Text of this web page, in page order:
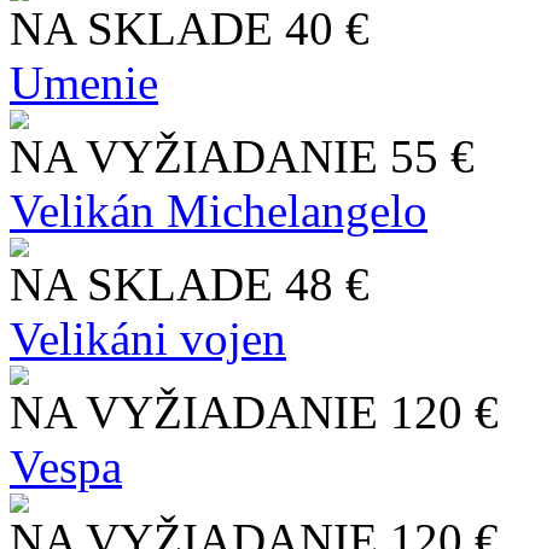
NA SKLADE 40 €
Umenie
NA VYŽIADANIE 55 €
Velikán Michelangelo
NA SKLADE 48 €
Velikáni vojen
NA VYŽIADANIE 120 €
Vespa